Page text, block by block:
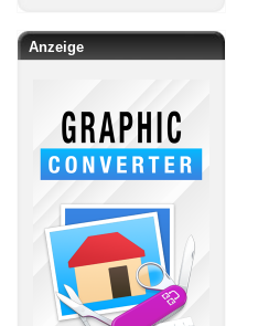
Anzeige